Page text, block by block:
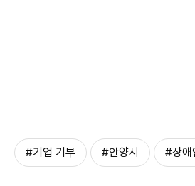
#기업 기부 #안양시 #장애